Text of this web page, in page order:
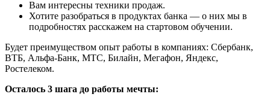
Вам интересны техники продаж.
Хотите разобраться в продуктах банка — о них мы в
подробностях расскажем на стартовом обучении.
Будет преимуществом опыт работы в компаниях: Сбербанк,
ВТБ, Альфа-Банк, МТС, Билайн, Мегафон, Яндекс,
Ростелеком.
Осталось 3 шага до работы мечты: